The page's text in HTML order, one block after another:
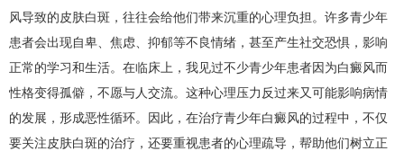
风导致的皮肤白斑，往往会给他们带来沉重的心理负担。许多青少年
患者会出现自卑、焦虑、抑郁等不良情绪，甚至产生社交恐惧，影响
正常的学习和生活。在临床上，我见过不少青少年患者因为白癜风而
性格变得孤僻，不愿与人交流。这种心理压力反过来又可能影响病情
的发展，形成恶性循环。因此，在治疗青少年白癜风的过程中，不仅
要关注皮肤白斑的治疗，还要重视患者的心理疏导，帮助他们树立正